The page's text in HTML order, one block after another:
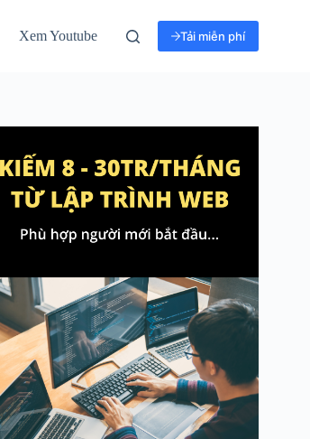
Xem Youtube Tải miễn phí